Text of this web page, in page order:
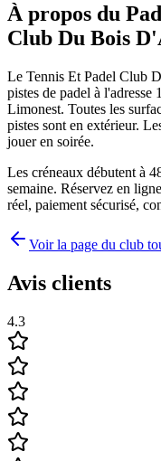
À propos du
Club Du Bois
Le Tennis Et Padel Club
pistes de padel à
Limonest. Toutes les
pistes sont en extérieur.
jouer en soirée.
Les créneaux débutent à
semaine. Réservez en
réel, paiement sécurisé,
Voir la page du club
Avis clients
4.3